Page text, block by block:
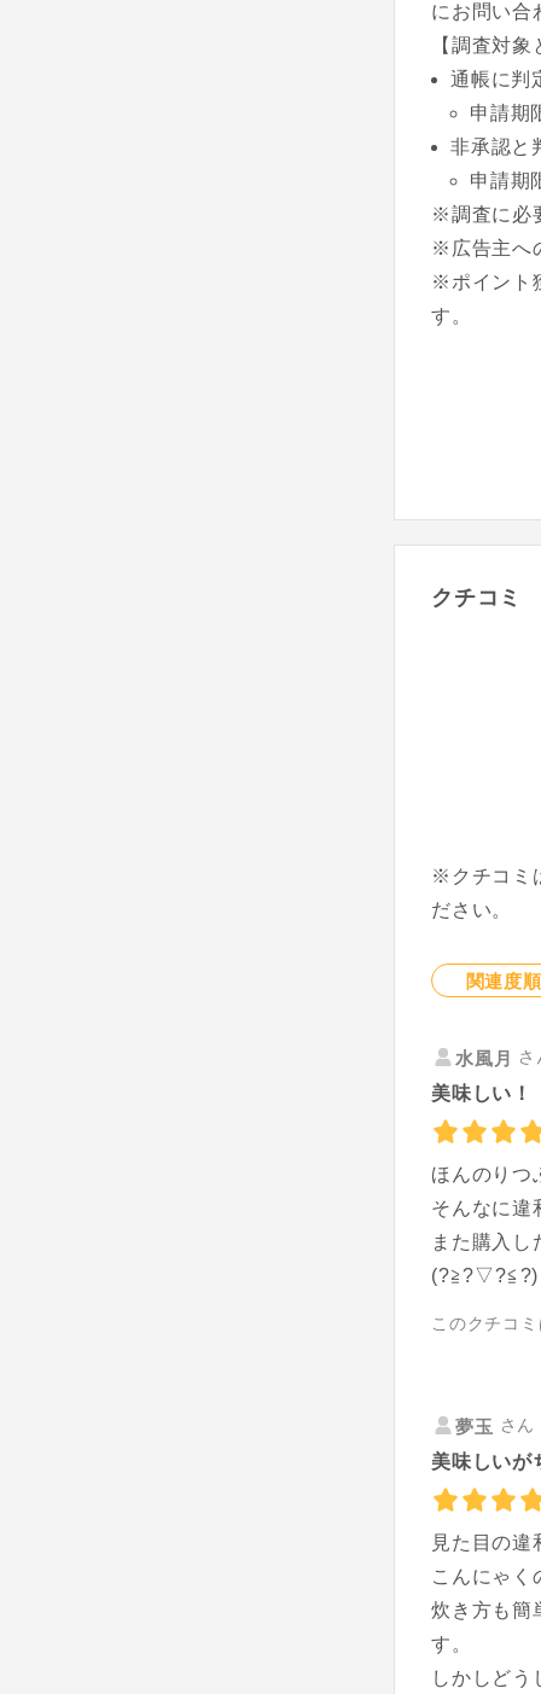
にお問い合
【調査対
通帳に判
申請期
非承認と
申請期
※調査に必
※広告主へ
※ポイント
す。
クチコミ
※クチコミ
ださい。
関連度順
水風月
美味しい！
ほんのりつ
そんなに違
また購入し
(?≧?▽?≦?)
このクチコ
夢玉 さ
美味しいが
見た目の
こんにゃく
炊き方も簡
す。
しかしど